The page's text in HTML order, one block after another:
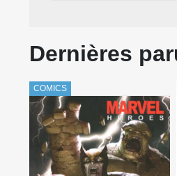
Dernières
COMICS